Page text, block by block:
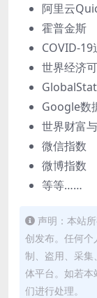
阿里云
霍普金斯
COVID-19
世界经济
GlobalStat
Google数
世界财富
微信指数
微博指数
等等……
声明：本站
创发布。任何个
制、盗用、采集
体平台。如若
们进行处理。